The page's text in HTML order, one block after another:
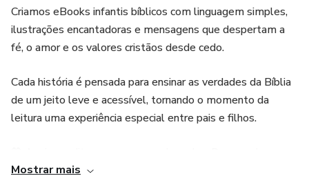
Criamos eBooks infantis bíblicos com linguagem simples,
ilustrações encantadoras e mensagens que despertam a
fé, o amor e os valores cristãos desde cedo.
Cada história é pensada para ensinar as verdades da Bíblia
de um jeito leve e acessível, tornando o momento da
leitura uma experiência especial entre pais e filhos.
doce, inspirador e cheio de significado para toda a família.
Mostrar mais